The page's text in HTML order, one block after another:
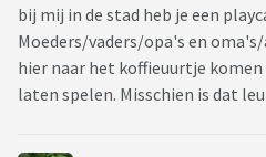
bij mij in de stad heb je een
Moeders/vaders/opa's en
hier naar het koffieuurtje
laten spelen. Misschien is dat